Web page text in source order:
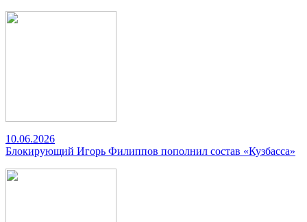
10.06.2026
Блокирующий Игорь Филиппов пополнил состав «Кузбасса»